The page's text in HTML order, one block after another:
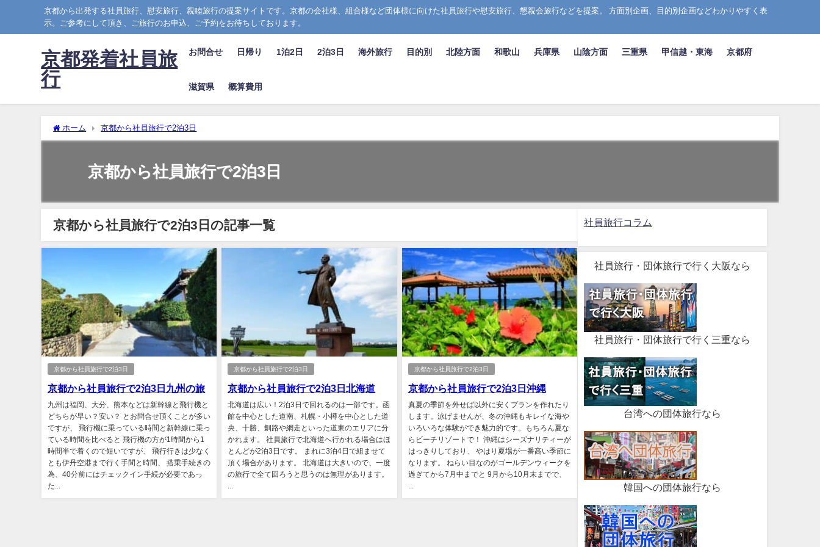
京都から出発する社員旅行、慰安旅行、親睦旅行の提案サイトです。京都の会社様、組合様など団体様に向けた社員旅行や慰安旅行、懇親会旅行などを提案。 方面別企画、目的別企画などわかりやすく表
示。ご参考にして頂き、ご旅行のお申込、ご予約をお待ちしております。
京都発着社員旅
行
お問合せ 日帰り 1泊2日 2泊3日 海外旅行 目的別 北陸方面 和歌山 兵庫県 山陰方面 三重県 甲信越・東海 京都府
滋賀県 概算費用
ホーム 京都から社員旅行で2泊3日
京都から社員旅行で2泊3日
京都から社員旅行で2泊3日の記事一覧
京都から社員旅行で2泊3日
京都から社員旅行で2泊3日九州の旅
九州は福岡、大分、熊本などは新幹線と飛行機と
どちらが早い？安い？ とお問合せ頂くことが多い
ですが、 飛行機に乗っている時間と新幹線に乗っ
ている時間を比べると 飛行機の方が1時間から1
時間半で着くので短いですが、 飛行行きは少なく
とも伊丹空港まで行く手間と時間、 搭乗手続きの
為、40分前にはチェックイン手続が必要であっ
た...
京都から社員旅行で2泊3日
京都から社員旅行で2泊3日北海道
北海道は広い！2泊3日で回れるのは一部です。函
館を中心とした道南、札幌・小樽を中心とした道
央、十勝、釧路や網走といった道東のエリアに分
かれます。 社員旅行で北海道へ行かれる場合はほ
とんどが2泊3日です。 まれに3泊4日で組ませて
頂く場合があります。 北海道は大きいので、一度
の旅行で全て回ろうと思うのは無理があります。
京都から社員旅行で2泊3日
京都から社員旅行で2泊3日沖縄
真夏の季節を外せば以外に安くプランを作れたり
します。泳げませんが、冬の沖縄もキレイな海や
いろいろな体験ができ魅力的です。もちろん夏な
らビーチリゾートで！ 沖縄はシーズナリティーが
はっきりしており、 やはり夏場が一番高い季節に
なります。 ねらい目なのがゴールデンウィークを
過ぎてから7月中までと 9月から10月末までで、
社員旅行コラム
社員旅行・団体旅行で行く大阪なら
社員旅行・団体旅行で行く三重なら
台湾への団体旅行なら
韓国への団体旅行なら